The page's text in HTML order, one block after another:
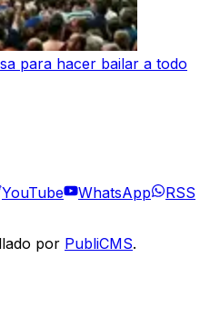
para hacer bailar a todo
YouTube WhatsApp RSS
por PubliCMS.